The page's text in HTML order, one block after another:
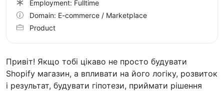
Привіт! Якщо тобі цікаво не просто будувати
Shopify магазин, а впливати на його логіку, розвиток
і результат, будувати гіпотези, приймати рішення
Employment: Fulltime
Domain: E-commerce / Marketplace
Product